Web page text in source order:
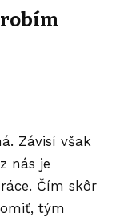
robím
Závisí však
nás je
Čím skôr
tým